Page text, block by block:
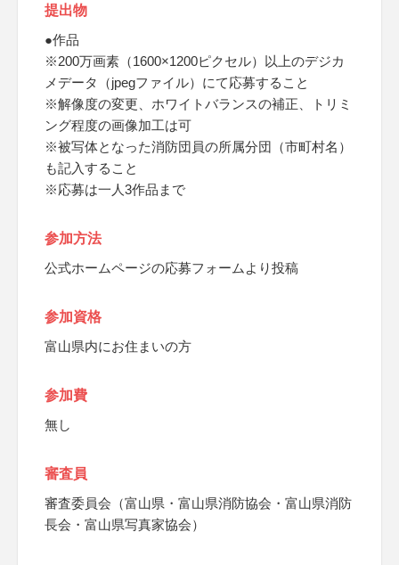
提出物
●作品
※200万画素（1600×1200ピクセル）以上のデジカ
メデータ（jpegファイル）にて応募すること
※解像度の変更、ホワイトバランスの補正、トリミ
ング程度の画像加工は可
※被写体となった消防団員の所属分団（市町村名）
も記入すること
※応募は一人3作品まで
参加方法
公式ホームページの応募フォームより投稿
参加資格
富山県内にお住まいの方
参加費
無し
審査員
審査委員会（富山県・富山県消防協会・富山県消防
長会・富山県写真家協会）